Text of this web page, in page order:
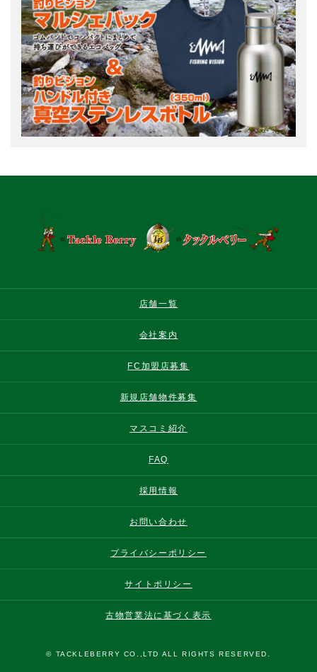
店舗一覧
会社案内
FC加盟店募集
新規店舗物件募集
マスコミ紹介
FAQ
採用情報
お問い合わせ
プライバシーポリシー
サイトポリシー
古物営業法に基づく表示
© TACKLEBERRY CO.,LTD ALL RIGHTS RESERVED.